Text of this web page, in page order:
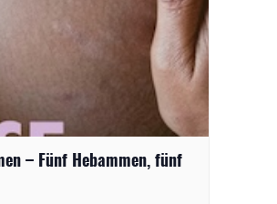
– Fünf Hebammen, fünf